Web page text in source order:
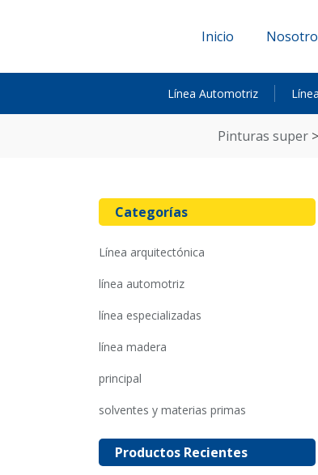
Inicio
Línea Automotriz
pinturas super>
Categorías
línea arquitectónica
línea automotriz
línea especializadas
línea madera
principal
solventes y materias primas
Productos Recientes